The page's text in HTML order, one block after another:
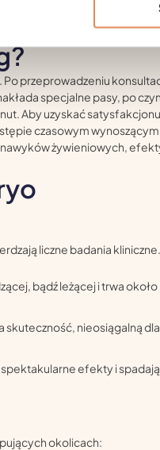
przeprowadzeniu
specjalne pasy, po
Aby uzyskać
czasowym
nawyków żywieniowych,
liczne badania kliniczne.
bądź leżącej i trwa około
nieosiągalną
efekty i
okolicach: